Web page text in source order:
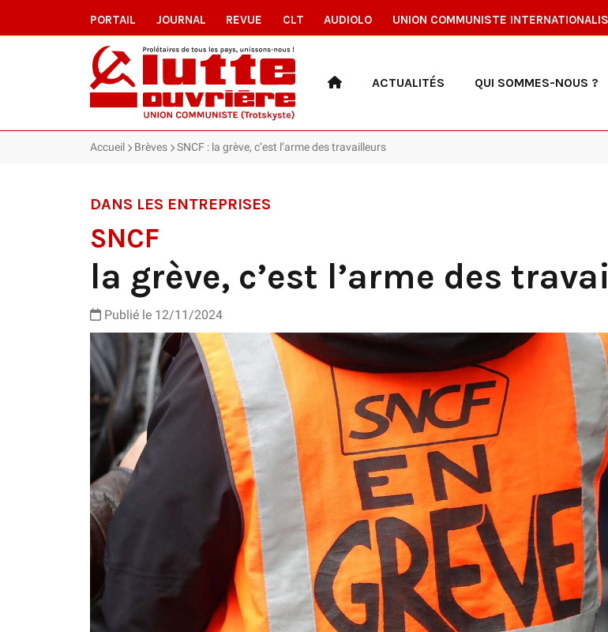
PORTAIL JOURNAL REVUE CLT AUDIOLO UNION COMMUNISTE
ACTUALITÉS QUI SOMMES-NOUS ?
Accueil Brèves SNCF : la grève, c’est l’arme des travailleurs
DANS LES ENTREPRISES
SNCF
la grève, c’est l’arme des
Publié le 12/11/2024